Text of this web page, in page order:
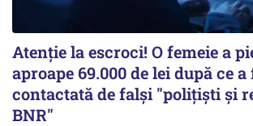
Atenție la escroci! O femeie a
aproape 69.000 de lei după ce a
contactată de falși "polițiști și
BNR"